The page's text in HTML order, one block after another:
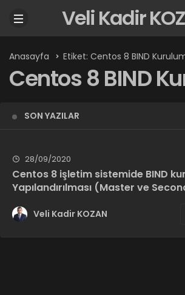
Veli Kadir
Anasayfa Etiket: Centos 8 BIND
Centos 8 BIND
SON YAZILAR
28/09/2020
Centos 8 işletim sistemide BIND
Yapılandırılması (Master ve
Veli Kadir KOZAN